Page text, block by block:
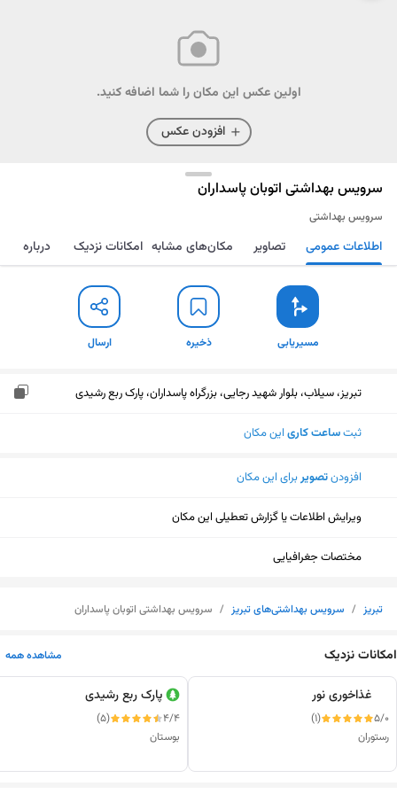
اولین عکس این مکان را شما اضافه کنید.
افزودن عکس
سرویس بهداشتی اتوبان پاسداران
سرویس بهداشتی
مسیریابی ذخیره ارسال اطلاعات عمومی تصاویر مکان‌های مشابه امکانات نزدیک درباره
مسیریابی ذخیره ارسال
تبریز، سیلاب، بلوار شهید رجایی، بزرگراه پاسداران، پارک ربع رشیدی
ثبتساعت کاری این مکان
افزودنتصویربرای این مکان
ویرایش اطلاعات یا گزارش تعطیلی این مکان
مختصات جغرافیایی
تبریز / سرویس بهداشتی‌های تبریز / سرویس بهداشتی اتوبان پاسداران
امکانات نزدیک مشاهده همه
غذاخوری نور
5/0
(1)
رستوران
پارک ربع رشیدی
4/4
(5)
بوستان